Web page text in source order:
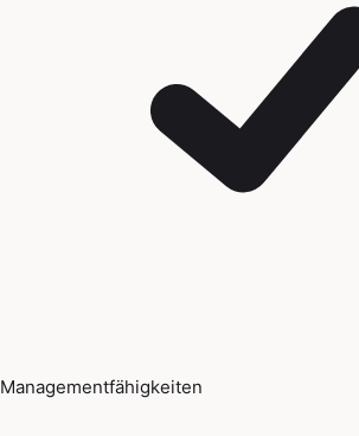
Managementfähigkeiten